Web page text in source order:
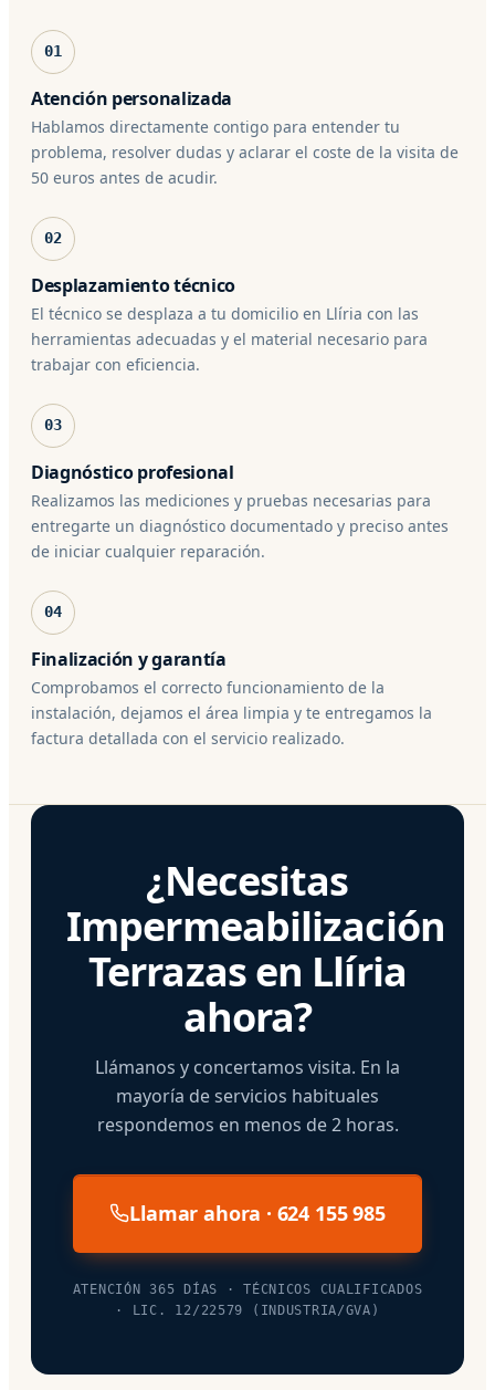
01
Atención personalizada
Hablamos directamente contigo para entender tu
problema, resolver dudas y aclarar el coste de la visita de
50 euros antes de acudir.
02
Desplazamiento técnico
El técnico se desplaza a tu domicilio en Llíria con las
herramientas adecuadas y el material necesario para
trabajar con eficiencia.
03
Diagnóstico profesional
Realizamos las mediciones y pruebas necesarias para
entregarte un diagnóstico documentado y preciso antes
de iniciar cualquier reparación.
04
Finalización y garantía
Comprobamos el correcto funcionamiento de la
instalación, dejamos el área limpia y te entregamos la
factura detallada con el servicio realizado.
¿Necesitas
Impermeabilización
Terrazas en Llíria
ahora?
Llámanos y concertamos visita. En la
mayoría de servicios habituales
respondemos en menos de 2 horas.
Llamar ahora · 624 155 985
ATENCIÓN 365 DÍAS · TÉCNICOS CUALIFICADOS
· LIC. 12/22579 (INDUSTRIA/GVA)